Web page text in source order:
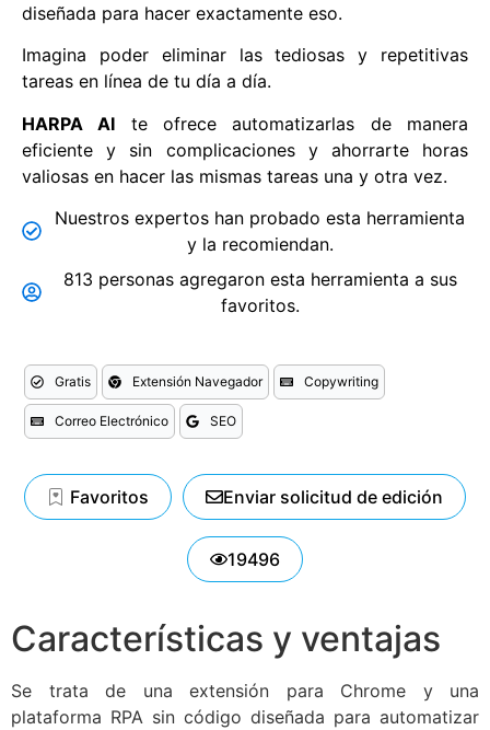
diseñada para hacer exactamente eso.
Imagina poder eliminar las tediosas y repetitivas
tareas en línea de tu día a día.
HARPA AI te ofrece automatizarlas de manera
eficiente y sin complicaciones y ahorrarte horas
valiosas en hacer las mismas tareas una y otra vez.
Nuestros expertos han probado esta herramienta
y la recomiendan.
813 personas agregaron esta herramienta a sus
favoritos.
Gratis Extensión Navegador Copywriting
Correo Electrónico SEO
Favoritos Enviar solicitud de edición
19496
Características y ventajas
Se trata de una extensión para Chrome y una
plataforma RPA sin código diseñada para automatizar